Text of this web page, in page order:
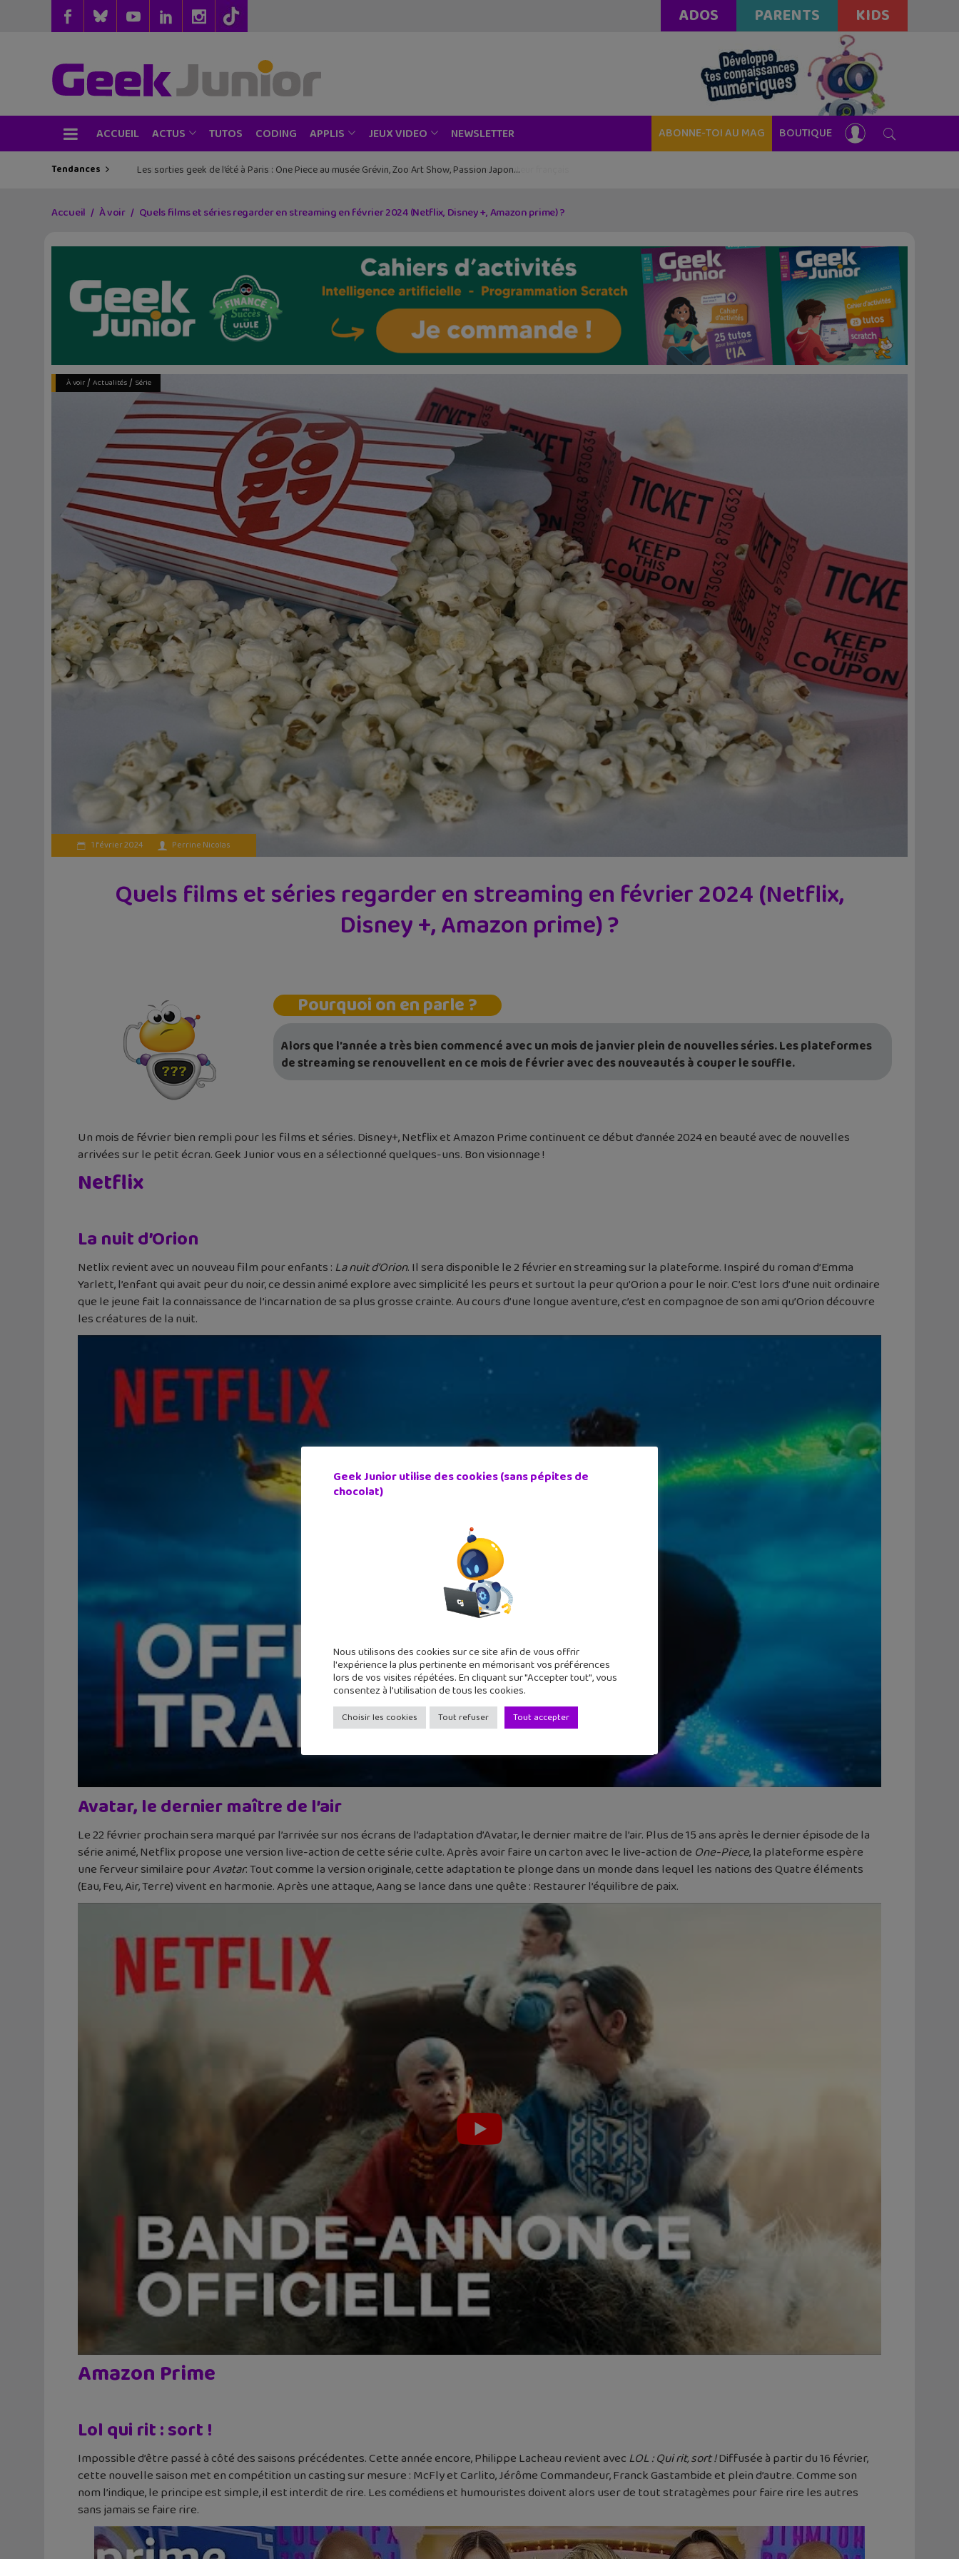
ADOS PARENTS KIDS
ACCUEIL ACTUS TUTOS CODING APPLIS JEUX VIDEO NEWSLETTER ABONNE-TOI AU MAG BOUTIQUE
Tendances Les sorties geek de l’été à Paris : One Piece au musée Grévin, Zoo Art Show, Passion Japon…
Lecture d’été 2026 #6 : Là où danse le vent, un beau roman graphique avec la Bretagne en toile de fond
Accueil À voir Quels films et séries regarder en streaming en février 2024 (Netflix, Disney +, Amazon prime) ?
À voir/ Actualités/ Série
1 février 2024 Perrine Nicolas
Quels films et séries regarder en streaming en février 2024 (Netflix,
Disney +, Amazon prime) ?
Pourquoi on en parle ?
Alors que l’année a très bien commencé avec un mois de janvier plein de nouvelles séries. Les plateformes
de streaming se renouvellent en ce mois de février avec des nouveautés à couper le souffle.
Un mois de février bien rempli pour les films et séries. Disney+, Netflix et Amazon Prime continuent ce début d’année 2024 en beauté avec de nouvelles
arrivées sur le petit écran. Geek Junior vous en a sélectionné quelques-uns. Bon visionnage !
Netflix
La nuit d’Orion
Netlix revient avec un nouveau film pour enfants : La nuit d’Orion. Il sera disponible le 2 février en streaming sur la plateforme. Inspiré du roman d’Emma
Yarlett, l’enfant qui avait peur du noir, ce dessin animé explore avec simplicité les peurs et surtout la peur qu’Orion a pour le noir. C’est lors d’une nuit ordinaire
que le jeune fait la connaissance de l’incarnation de sa plus grosse crainte. Au cours d’une longue aventure, c’est en compagnoe de son ami qu’Orion découvre
les créatures de la nuit.
Avatar, le dernier maître de l’air
Le 22 février prochain sera marqué par l’arrivée sur nos écrans de l’adaptation d’Avatar, le dernier maitre de l’air. Plus de 15 ans après le dernier épisode de la
série animé, Netflix propose une version live-action de cette série culte. Après avoir faire un carton avec le live-action de One-Piece, la plateforme espère
une ferveur similaire pourAvatar. Tout comme la version originale, cette adaptation te plonge dans un monde dans lequel les nations des Quatre éléments
(Eau, Feu, Air, Terre) vivent en harmonie. Après une attaque, Aang se lance dans une quête : Restaurer l’équilibre de paix.
Amazon Prime
Lol qui rit : sort !
Impossible d’être passé à côté des saisons précédentes. Cette année encore, Philippe Lacheau revient avec LOL : Qui rit, sort !Diffusée à partir du 16 février,
cette nouvelle saison met en compétition un casting sur mesure : McFly et Carlito, Jérôme Commandeur, Franck Gastambide et plein d’autre. Comme son
nom l’indique, le principe est simple, il est interdit de rire. Les comédiens et humouristes doivent alors user de tout stratagèmes pour faire rire les autres
sans jamais se faire rire.
Geek Junior utilise des cookies (sans pépites de
chocolat)
Nous utilisons des cookies sur ce site afin de vous offrir
l'expérience la plus pertinente en mémorisant vos préférences
lors de vos visites répétées. En cliquant sur "Accepter tout", vous
consentez à l'utilisation de tous les cookies.
Choisir les cookies Tout refuser Tout accepter